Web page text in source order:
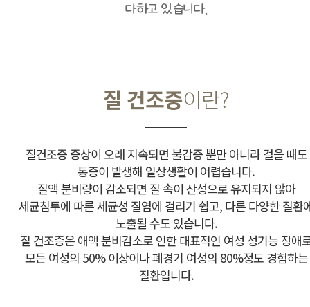
다하고 있습니다.
질 건조증이란?
질건조증 증상이 오래 지속되면 불감증 뿐만 아니라 걸을 때도
통증이 발생해 일상생활이 어렵습니다.
질액 분비량이 감소되면 질 속이 산성으로 유지되지 않아
세균침투에 따른 세균성 질염에 걸리기 쉽고, 다른 다양한 질환
노출될 수도 있습니다.
질 건조증은 애액 분비감소로 인한 대표적인 여성 성기능 장애
모든 여성의 50% 이상이나 폐경기 여성의 80%정도 경험하는
질환입니다.